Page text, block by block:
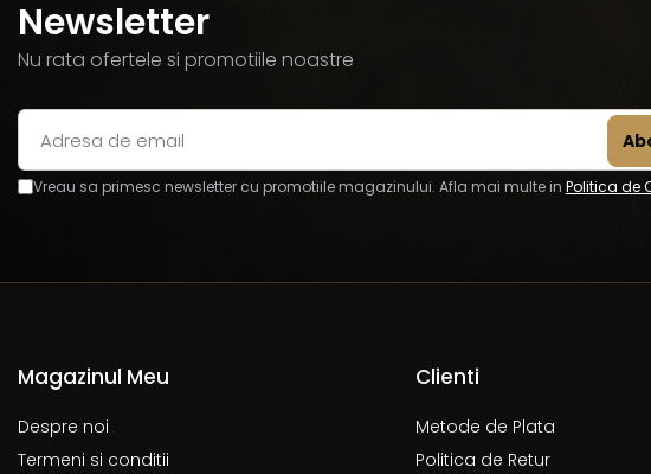
Newsletter
Nu rata ofertele si promotiile noastre
Vreau sa primesc newsletter cu promotiile magazinului. Afla mai multe in Politica de
Magazinul Meu
Despre noi
Termeni si conditii
Clienti
Metode de Plata
Politica de Retur